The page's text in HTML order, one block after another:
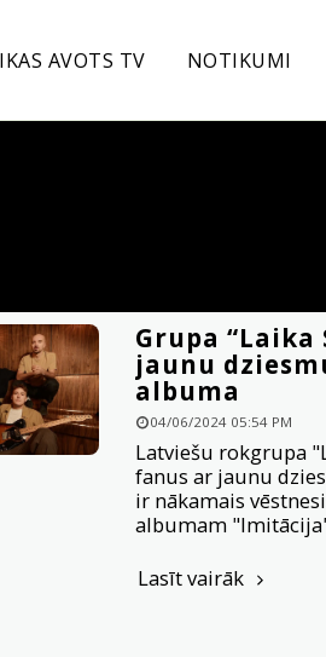
AVOTS TV NOTIKUMI
Grupa “Laika
jaunu
albuma
04/06/2024 05:54 PM
Latviešu rokgrupa
fanus ar jaunu
ir nākamais
albumam
Lasīt vairāk